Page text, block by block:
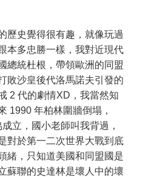
歷史覺得很有趣，就像玩過
本多忠勝一樣，我對近現代
總統杜根，帶領歐洲的同盟
敗沙皇後代洛馬諾夫引發的
2 代的劇情XD，我當然知
1990 年柏林圍牆倒塌，
立，國小老師叫我背過，
對於第一二次世界大戰到底
緒，只知道美國和同盟國是
蘇聯的史達林是壞人中的壞